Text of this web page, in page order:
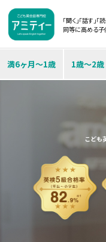
「聞く」「話す」
同等に高める子
満6ヶ月～1歳 1歳～2歳
こども